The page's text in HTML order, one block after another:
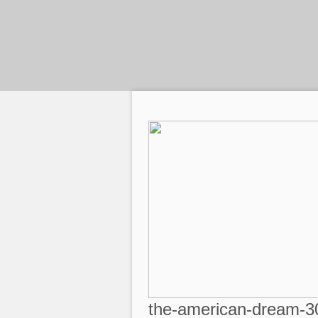
the-american-dream-